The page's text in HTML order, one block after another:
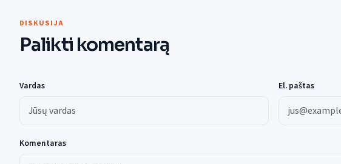
DISKUSIJA
Palikti komentarą
Vardas El. paštas
Komentaras